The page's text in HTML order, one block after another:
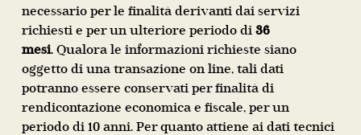
necessario per le finalità derivanti dai servizi
richiesti e per un ulteriore periodo di 36
mesi. Qualora le informazioni richieste siano
oggetto di una transazione on line, tali dati
potranno essere conservati per finalità di
rendicontazione economica e fiscale, per un
periodo di 10 anni. Per quanto attiene ai dati tecnici